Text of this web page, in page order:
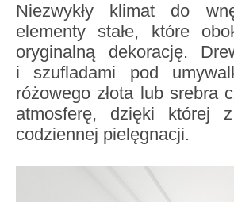
Niezwykły klimat do
elementy stałe, które
oryginalną dekorację.
i szufladami pod
różowego złota lub srebra
atmosferę, dzięki której
codziennej pielęgnacji.